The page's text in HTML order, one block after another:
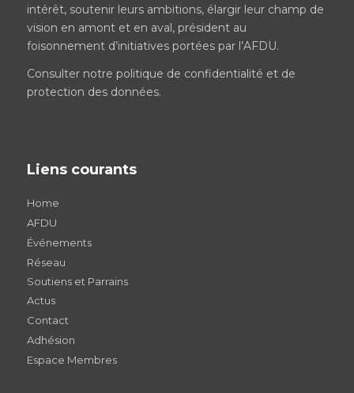
intérêt, soutenir leurs ambitions, élargir leur champ de
vision en amont et en aval, président au
foisonnement d’initiatives portées par l’AFDU.
Consulter notre politique de confidentialité et de
protection des données.
Liens courants
Home
AFDU
Événements
Réseau
Soutiens et Parrains
Actus
Contact
Adhésion
Espace Membres